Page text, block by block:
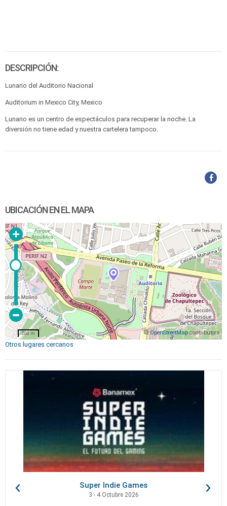
DESCRIPCIÓN:
Lunario del Auditorio Nacional
Auditorium in Mexico City, Mexico
Lunario es un centro de espectáculos para recuperar la noche. La
diversión no tiene edad y nuestra cartelera tampoco.
UBICACIÓN EN EL MAPA
©OpenStreetMapcontributors
200 m
Otros lugares cercanos
Super Indie Games
3 - 4 Octubre 2026